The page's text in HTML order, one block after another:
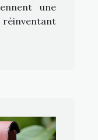
une